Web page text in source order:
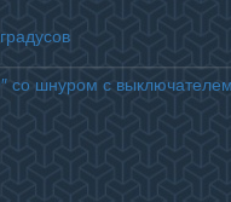
со шнуром с